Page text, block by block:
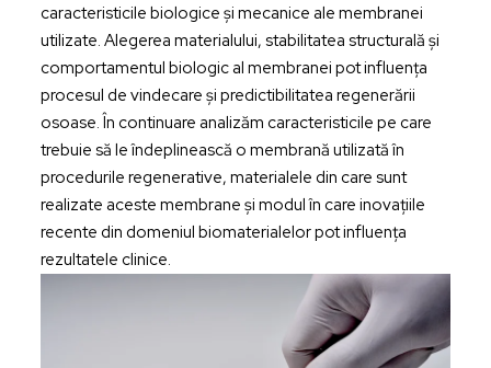
caracteristicile biologice și mecanice ale membranei
utilizate. Alegerea materialului, stabilitatea structurală și
comportamentul biologic al membranei pot influența
procesul de vindecare și predictibilitatea regenerării
osoase. În continuare analizăm caracteristicile pe care
trebuie să le îndeplinească o membrană utilizată în
procedurile regenerative, materialele din care sunt
realizate aceste membrane și modul în care inovațiile
recente din domeniul biomaterialelor pot influența
rezultatele clinice.